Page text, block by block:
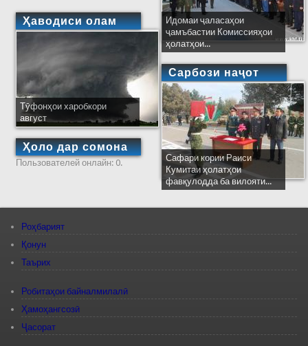
Ҳаводиси олам
Тӯфонҳои харобкори
август
Ҳоло дар сомона
Пользователей онлайн: 0.
Идомаи ҷаласаҳои
ҷамъбастии Комиссияҳои
ҳолатҳои...
Сарбози наҷот
Сафари кории Раиси
Кумитаи ҳолатҳои
фавқулодда ба вилояти...
Роҳбарият
Қонун
Таърих
Робитаҳои байналмилалӣ
Ҳамоҳангсозӣ
Ҷасорат